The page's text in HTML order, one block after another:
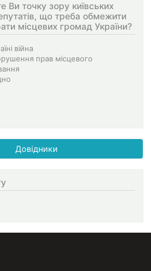
Ви точку зору київських
що треба обмежити
місцевих громад України?
війна
прав місцевого
Довідники